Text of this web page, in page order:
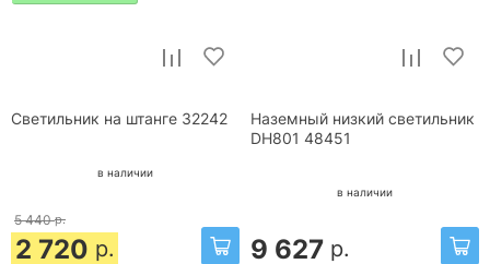
Светильник на штанге 32242
в наличии
5 440 р.
2 720 р.
Наземный низкий светильник
DH801 48451
в наличии
9 627 р.